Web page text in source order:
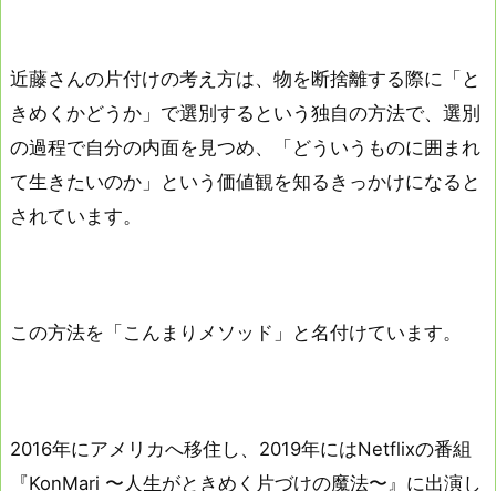
近藤さんの片付けの考え方は、物を断捨離する際に「と
きめくかどうか」で選別するという独自の方法で、選別
の過程で自分の内面を見つめ、「どういうものに囲まれ
て生きたいのか」という価値観を知るきっかけになると
されています。
この方法を「こんまりメソッド」と名付けています。
2016年にアメリカへ移住し、2019年にはNetflixの番組
『KonMari 〜人生がときめく片づけの魔法〜』に出演し